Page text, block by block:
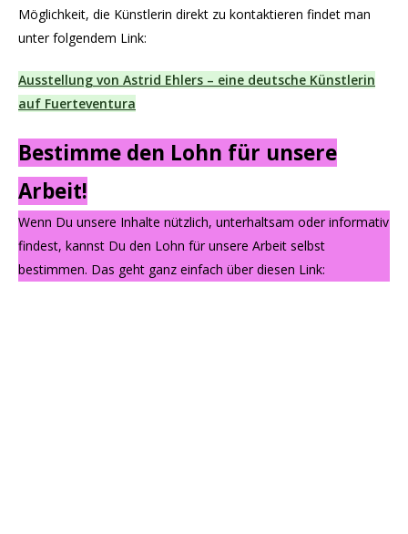
Möglichkeit, die Künstlerin direkt zu kontaktieren findet man
unter folgendem Link:
Ausstellung von Astrid Ehlers – eine deutsche Künstlerin
auf Fuerteventura
Bestimme den Lohn für unsere
Arbeit!
Wenn Du unsere Inhalte nützlich, unterhaltsam oder informativ
findest, kannst Du den Lohn für unsere Arbeit selbst
bestimmen. Das geht ganz einfach über diesen Link: